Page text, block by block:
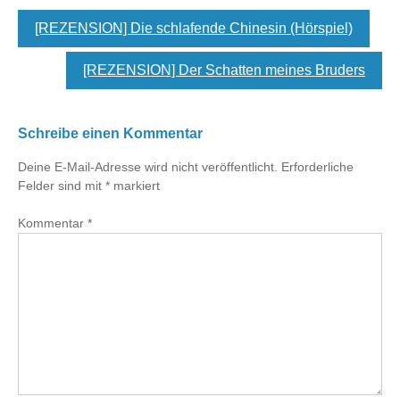
[REZENSION] Die schlafende Chinesin (Hörspiel)
[REZENSION] Der Schatten meines Bruders
Schreibe einen Kommentar
Deine E-Mail-Adresse wird nicht veröffentlicht. Erforderliche
Felder sind mit * markiert
Kommentar *